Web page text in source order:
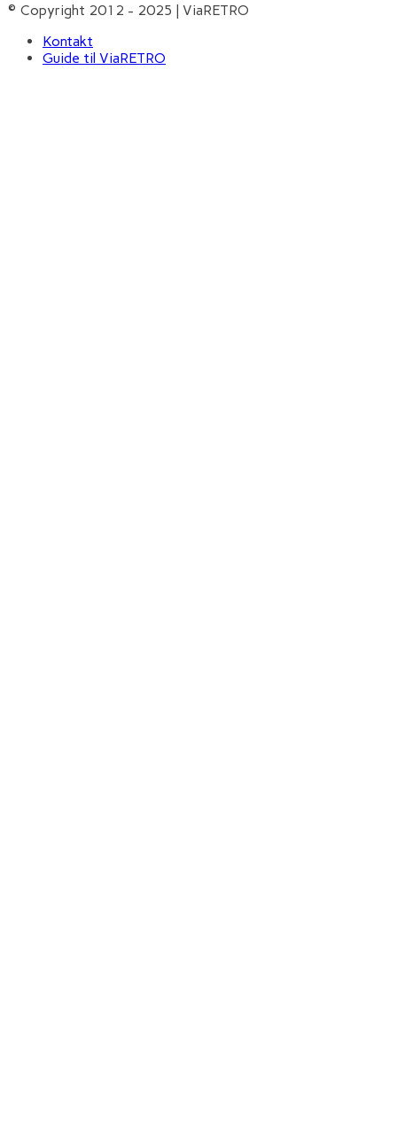
© Copyright 2012 - 2025 | ViaRETRO
Kontakt
Guide til ViaRETRO